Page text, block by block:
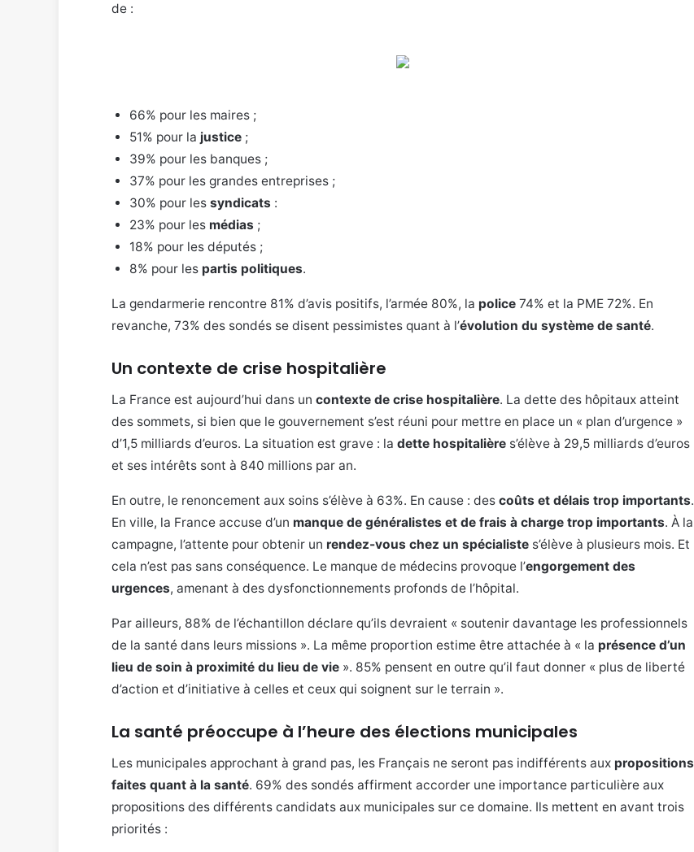
de :
66% pour les maires ;
51% pour la justice ;
39% pour les banques ;
37% pour les grandes entreprises ;
30% pour les syndicats :
23% pour les médias ;
18% pour les députés ;
8% pour les partis politiques.
La gendarmerie rencontre 81% d’avis positifs, l’armée 80%, la police 74% et la PME 72%. En
revanche, 73% des sondés se disent pessimistes quant à l’évolution du système de santé.
Un contexte de crise hospitalière
La France est aujourd’hui dans un contexte de crise hospitalière. La dette des hôpitaux atteint
des sommets, si bien que le gouvernement s’est réuni pour mettre en place un « plan d’urgence »
d’1,5 milliards d’euros. La situation est grave : la dette hospitalière s’élève à 29,5 milliards d’euros
et ses intérêts sont à 840 millions par an.
En outre, le renoncement aux soins s’élève à 63%. En cause : des coûts et délais trop importants.
En ville, la France accuse d’un manque de généralistes et de frais à charge trop importants. À la
campagne, l’attente pour obtenir un rendez-vous chez un spécialiste s’élève à plusieurs mois. Et
cela n’est pas sans conséquence. Le manque de médecins provoque l’engorgement des
urgences, amenant à des dysfonctionnements profonds de l’hôpital.
Par ailleurs, 88% de l’échantillon déclare qu’ils devraient « soutenir davantage les professionnels
de la santé dans leurs missions ». La même proportion estime être attachée à « la présence d’un
lieu de soin à proximité du lieu de vie ». 85% pensent en outre qu’il faut donner « plus de liberté
d’action et d’initiative à celles et ceux qui soignent sur le terrain ».
La santé préoccupe à l’heure des élections municipales
Les municipales approchant à grand pas, les Français ne seront pas indifférents aux propositions
faites quant à la santé. 69% des sondés affirment accorder une importance particulière aux
propositions des différents candidats aux municipales sur ce domaine. Ils mettent en avant trois
priorités :